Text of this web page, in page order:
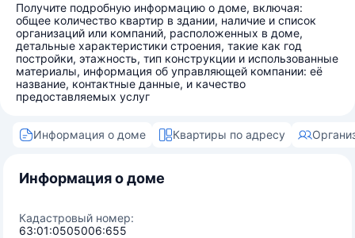
Получите подробную информацию о доме, включая:
общее количество квартир в здании, наличие и список
организаций или компаний, расположенных в доме,
детальные характеристики строения, такие как год
постройки, этажность, тип конструкции и использованные
материалы, информация об управляющей компании: её
название, контактные данные, и качество
предоставляемых услуг
Информация о доме Квартиры по адресу
Информация о доме
Кадастровый номер:
63:01:0505006:655